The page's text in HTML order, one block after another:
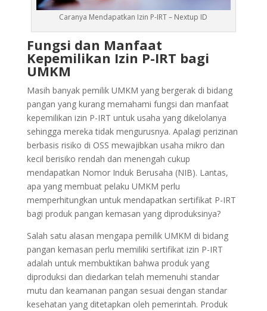
Caranya Mendapatkan Izin P-IRT – Nextup ID
Fungsi dan Manfaat
Kepemilikan Izin P-IRT bagi
UMKM
Masih banyak pemilik UMKM yang bergerak di bidang
pangan yang kurang memahami fungsi dan manfaat
kepemilikan izin P-IRT untuk usaha yang dikelolanya
sehingga mereka tidak mengurusnya. Apalagi perizinan
berbasis risiko di OSS mewajibkan usaha mikro dan
kecil berisiko rendah dan menengah cukup
mendapatkan Nomor Induk Berusaha (NIB). Lantas,
apa yang membuat pelaku UMKM perlu
memperhitungkan untuk mendapatkan sertifikat P-IRT
bagi produk pangan kemasan yang diproduksinya?
Salah satu alasan mengapa pemilik UMKM di bidang
pangan kemasan perlu memiliki sertifikat izin P-IRT
adalah untuk membuktikan bahwa produk yang
diproduksi dan diedarkan telah memenuhi standar
mutu dan keamanan pangan sesuai dengan standar
kesehatan yang ditetapkan oleh pemerintah. Produk